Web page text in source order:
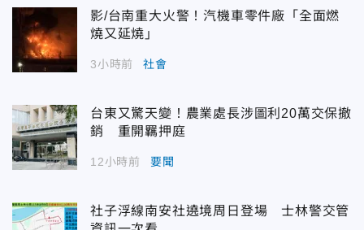
影/台南重大火警！汽機車零件廠「全面燃
燒又延燒」
3小時前 社會
台東又驚天變！農業處長涉圖利20萬交保撤
銷 重開羈押庭
12小時前 要聞
社子浮線南安社遶境周日登場 士林警交管